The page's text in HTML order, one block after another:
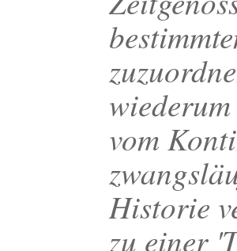
vom
Historie
zu einer